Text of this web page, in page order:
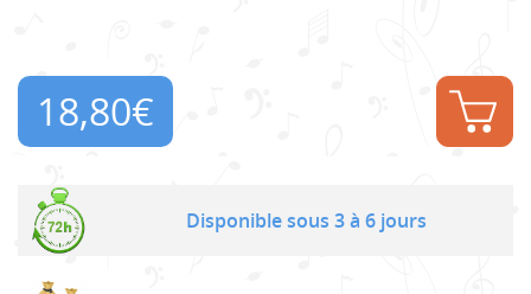
18,80€
Disponible sous 3 à 6 jours